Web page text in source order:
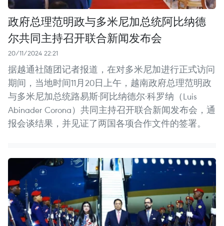
政府总理范明政与多米尼加总统阿比纳德
尔共同主持召开联合新闻发布会
20/11/2024 22:21
据越通社随团记者报道，在对多米尼加进行正式访问
期间，当地时间11月20日上午，越南政府总理范明政
与多米尼加总统路易斯·阿比纳德尔·科罗纳（Luis
Abinader Corona）共同主持召开联合新闻发布会，通
报会谈结果，并见证了两国各项合作文件的签署。